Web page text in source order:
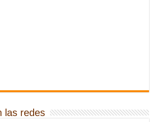
las redes